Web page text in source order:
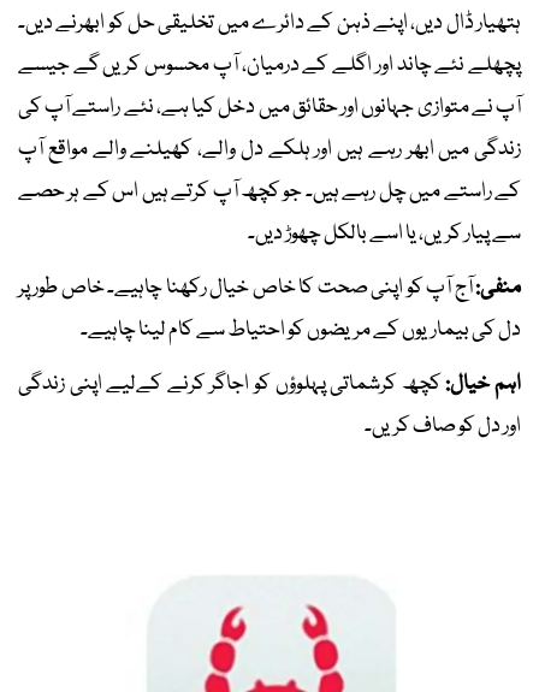
ہتھیار ڈال دیں، اپنے ذہن کے دائرے میں تخلیقی حل کو ابھرنے دیں۔
پچھلے نئے چاند اور اگلے کے درمیان، آپ محسوس کریں گے جیسے
آپ نے متوازی جہانوں اور حقائق میں دخل کیا ہے، نئے راستے آپ کی
زندگی میں ابھر رہے ہیں اور ہلکے دل والے، کھیلنے والے مواقع آپ
کے راستے میں چل رہے ہیں۔ جو کچھ آپ کرتے ہیں اس کے ہر حصے
سے پیار کریں، یا اسے بالکل چھوڑ دیں۔
منفی:آج آپ کو اپنی صحت کا خاص خیال رکھنا چاہیے۔ خاص طور پر
دل کی بیماریوں کے مریضوں کو احتیاط سے کام لینا چاہیے۔
اہم خیال:کچھ کرشماتی پہلوؤں کو اجاگر کرنے کےلیے اپنی زندگی
اور دل کو صاف کریں۔